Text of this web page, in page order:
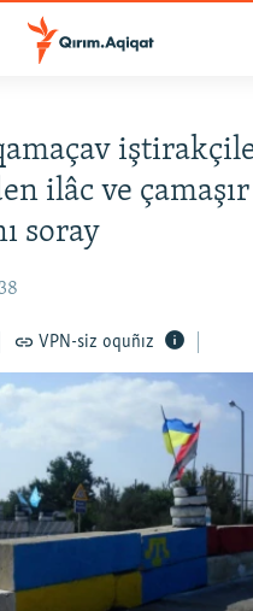
ilâc ve çamaşır
soray
VPN-siz oquñız